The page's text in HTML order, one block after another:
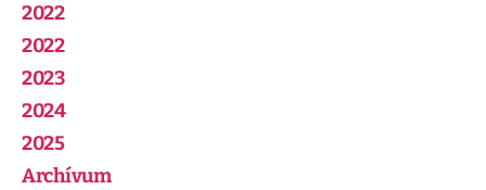
2022
2022
2023
2024
2025
Archívum